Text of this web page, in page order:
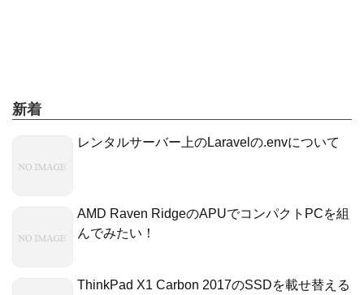
新着
レンタルサーバー上のLaravelの.envについて
AMD Raven RidgeのAPUでコンパクトPCを組
んでみたい！
ThinkPad X1 Carbon 2017のSSDを載せ替える